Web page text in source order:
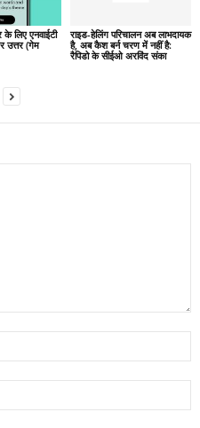
के लिए एनवाईटी
(गेम
राइड-हेलिंग परिचालन अब लाभदायक
है, अब कैश बर्न चरण में नहीं है:
रैपिडो के सीईओ अरविंद संका